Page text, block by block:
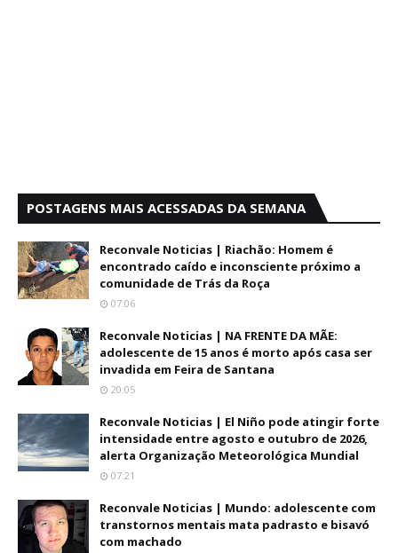
POSTAGENS MAIS ACESSADAS DA SEMANA
Reconvale Noticias | Riachão: Homem é
encontrado caído e inconsciente próximo a
comunidade de Trás da Roça
07:06
Reconvale Noticias | NA FRENTE DA MÃE:
adolescente de 15 anos é morto após casa ser
invadida em Feira de Santana
20:05
Reconvale Noticias | El Niño pode atingir forte
intensidade entre agosto e outubro de 2026,
alerta Organização Meteorológica Mundial
07:21
Reconvale Noticias | Mundo: adolescente com
transtornos mentais mata padrasto e bisavó
com machado